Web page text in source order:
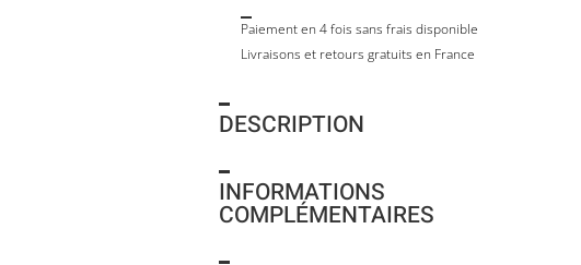
GREG
Paiement en 4 fois sans frais disponible
Livraisons et retours gratuits en France
DESCRIPTION
INFORMATIONS
COMPLÉMENTAIRES